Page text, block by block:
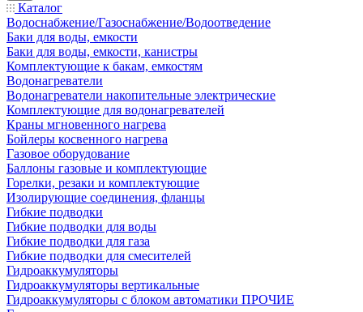
Каталог
Водоснабжение/Газоснабжение/Водоотведение
Баки для воды, емкости
Баки для воды, емкости, канистры
Комплектующие к бакам, емкостям
Водонагреватели
Водонагреватели накопительные электрические
Комплектующие для водонагревателей
Краны мгновенного нагрева
Бойлеры косвенного нагрева
Газовое оборудование
Баллоны газовые и комплектующие
Горелки, резаки и комплектующие
Изолирующие соединения, фланцы
Гибкие подводки
Гибкие подводки для воды
Гибкие подводки для газа
Гибкие подводки для смесителей
Гидроаккумуляторы
Гидроаккумуляторы вертикальные
Гидроаккумуляторы с блоком автоматики ПРОЧИЕ